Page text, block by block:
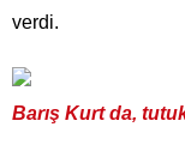
verdi.
Barış Kurt da,